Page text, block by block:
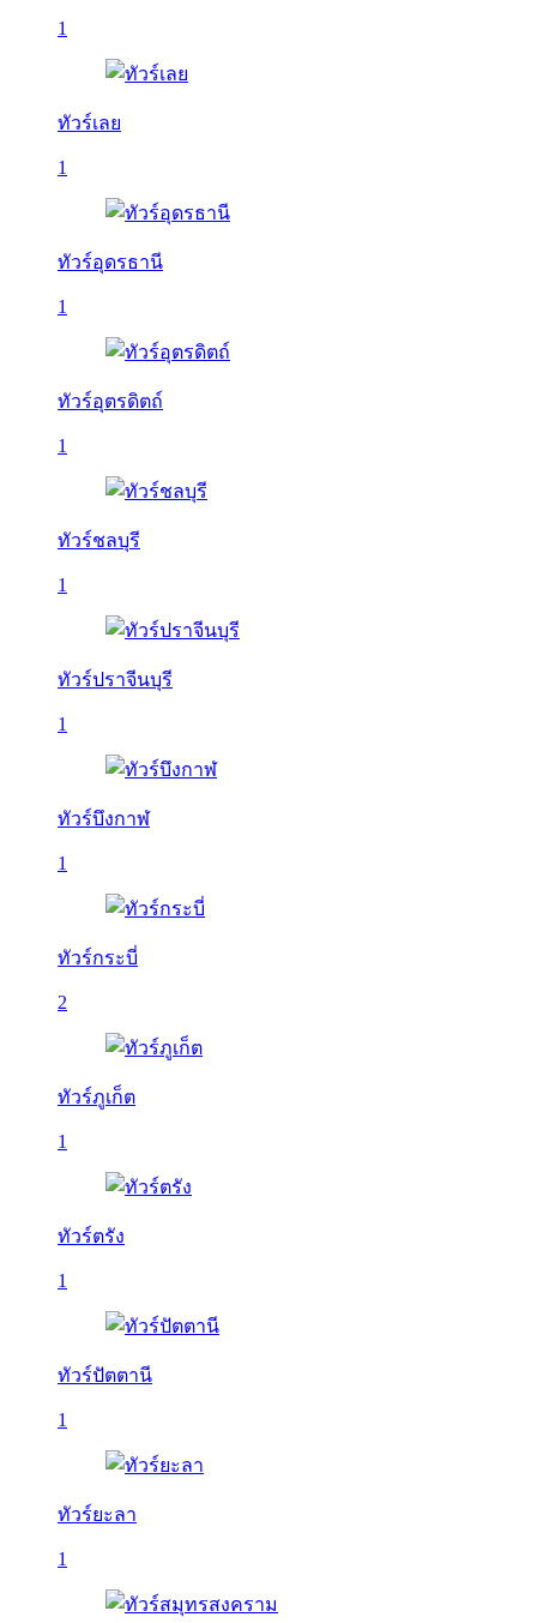
1
ทัวร์เลย
1
ทัวร์อุดรธานี
1
ทัวร์อุตรดิตถ์
1
ทัวร์ชลบุรี
1
ทัวร์ปราจีนบุรี
1
ทัวร์บึงกาฬ
1
ทัวร์กระบี่
2
ทัวร์ภูเก็ต
1
ทัวร์ตรัง
1
ทัวร์ปัตตานี
1
ทัวร์ยะลา
1